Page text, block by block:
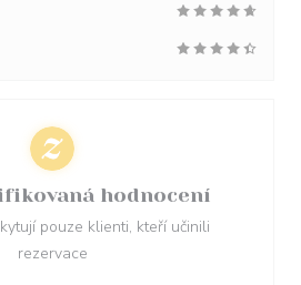
hodnocení
pouze klienti, kteří učinili
rezervace